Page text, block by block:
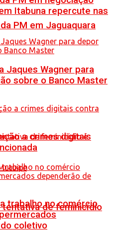
PM em Jaguaquara
de feminicídio
Itabuna repercute nas
Jaques Wagner para
sobre o Banco Master
a crimes digitais
trabalho no comércio
coletivo